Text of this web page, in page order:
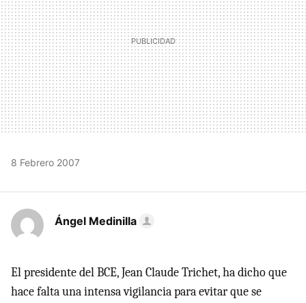
8 Febrero 2007
Ángel Medinilla
El presidente del BCE, Jean Claude Trichet, ha dicho que
hace falta una intensa vigilancia para evitar que se